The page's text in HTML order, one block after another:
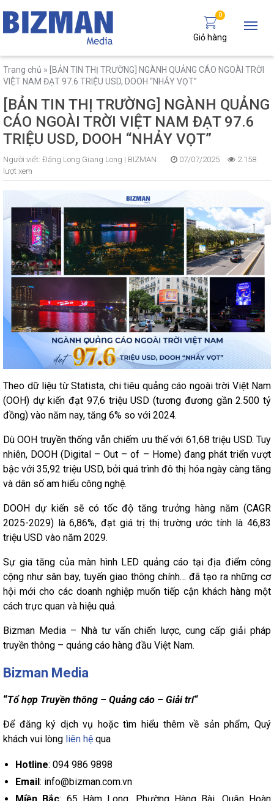
0
Giỏ hàng
Trang chủ »
[BẢN TIN THỊ TRƯỜNG] NGÀNH QUẢNG CÁO NGOÀI TRỜI
VIỆT NAM ĐẠT 97.6 TRIỆU USD, DOOH “NHẢY VỌT”
[BẢN TIN THỊ TRƯỜNG] NGÀNH QUẢNG
CÁO NGOÀI TRỜI VIỆT NAM ĐẠT 97.6
TRIỆU USD, DOOH “NHẢY VỌT”
Người viết: Đặng Long Giang Long | BIZMAN 07/07/2025
2.158
lượt xem
Theo dữ liệu từ Statista, chi tiêu quảng cáo ngoài trời Việt Nam
(OOH) dự kiến đạt 97,6 triệu USD (tương đương gần 2.500 tỷ
đồng) vào năm nay, tăng 6% so với 2024.
Dù OOH truyền thống vẫn chiếm ưu thế với 61,68 triệu USD. Tuy
nhiên, DOOH (Digital – Out – of – Home) đang phát triển vượt
bậc với 35,92 triệu USD, bởi quá trình đô thị hóa ngày càng tăng
và dân số am hiểu công nghệ.
DOOH dự kiến ​​sẽ có tốc độ tăng trưởng hàng năm (CAGR
2025-2029) là 6,86%, đạt giá trị thị trường ước tính là 46,83
triệu USD vào năm 2029.
Sự gia tăng của màn hình LED quảng cáo tại địa điểm công
cộng như sân bay, tuyến giao thông chính… đã tạo ra những cơ
hội mới cho các doanh nghiệp muốn tiếp cận khách hàng một
cách trực quan và hiệu quả.
Bizman Media – Nhà tư vấn chiến lược, cung cấp giải pháp
truyền thông – quảng cáo hàng đầu Việt Nam.
Bizman Media
“Tổ hợp Truyền thông – Quảng cáo – Giải trí“
Để đăng ký dịch vụ hoặc tìm hiểu thêm về sản phẩm, Quý
khách vui lòng liên hệ qua
Hotline: 094 986 9898
Email: info@bizman.com.vn